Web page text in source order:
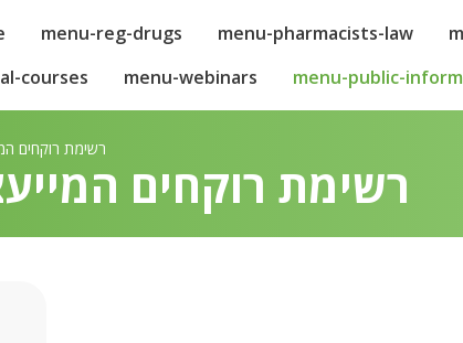
menu-reg-drugs menu-pharmacists-law
courses
menu-webinars menu-public-
רשימת רוקחים
רשימת רוקחים